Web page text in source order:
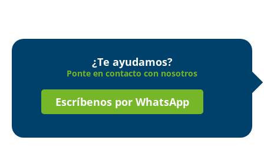
¿Te ayudamos?
Ponte en contacto con nosotros
Escríbenos por WhatsApp